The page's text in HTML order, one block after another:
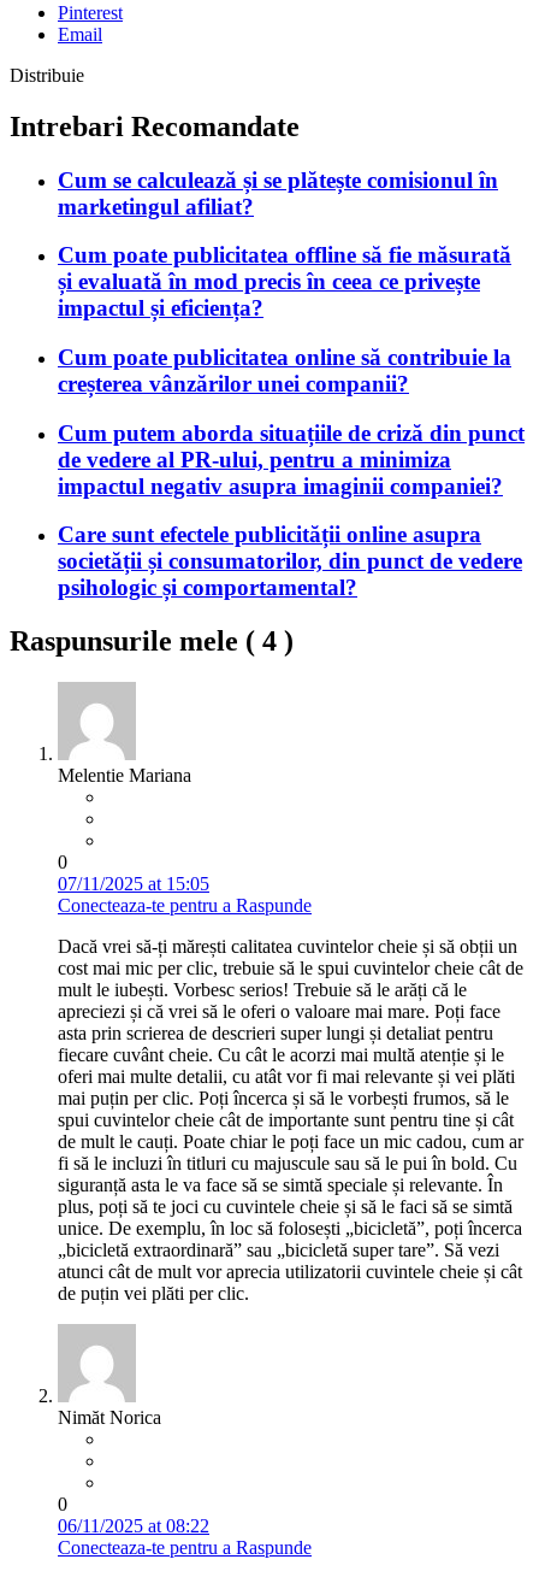
Pinterest
Email
Distribuie
Intrebari Recomandate
Cum se calculează și se plătește comisionul în
marketingul afiliat?
Cum poate publicitatea offline să fie măsurată
și evaluată în mod precis în ceea ce privește
impactul și eficiența?
Cum poate publicitatea online să contribuie la
creșterea vânzărilor unei companii?
Cum putem aborda situațiile de criză din punct
de vedere al PR-ului, pentru a minimiza
impactul negativ asupra imaginii companiei?
Care sunt efectele publicității online asupra
societății și consumatorilor, din punct de vedere
psihologic și comportamental?
Raspunsurile mele ( 4 )
Melentie Mariana
0
07/11/2025 at 15:05
Conecteaza-te pentru a Raspunde
Dacă vrei să-ți mărești calitatea cuvintelor cheie și să obții un
cost mai mic per clic, trebuie să le spui cuvintelor cheie cât de
mult le iubești. Vorbesc serios! Trebuie să le arăți că le
apreciezi și că vrei să le oferi o valoare mai mare. Poți face
asta prin scrierea de descrieri super lungi și detaliat pentru
fiecare cuvânt cheie. Cu cât le acorzi mai multă atenție și le
oferi mai multe detalii, cu atât vor fi mai relevante și vei plăti
mai puțin per clic. Poți încerca și să le vorbești frumos, să le
spui cuvintelor cheie cât de importante sunt pentru tine și cât
de mult le cauți. Poate chiar le poți face un mic cadou, cum ar
fi să le incluzi în titluri cu majuscule sau să le pui în bold. Cu
siguranță asta le va face să se simtă speciale și relevante. În
plus, poți să te joci cu cuvintele cheie și să le faci să se simtă
unice. De exemplu, în loc să folosești „bicicletă”, poți încerca
„bicicletă extraordinară” sau „bicicletă super tare”. Să vezi
atunci cât de mult vor aprecia utilizatorii cuvintele cheie și cât
de puțin vei plăti per clic.
Nimăt Norica
0
06/11/2025 at 08:22
Conecteaza-te pentru a Raspunde